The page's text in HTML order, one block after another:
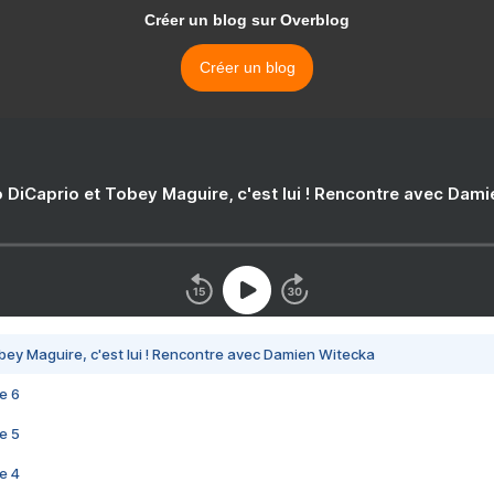
Créer un blog sur Overblog
Créer un blog
DiCaprio et Tobey Maguire, c'est lui ! Rencontre avec
Maguire, c'est lui ! Rencontre avec Damien Witecka
6
5
4